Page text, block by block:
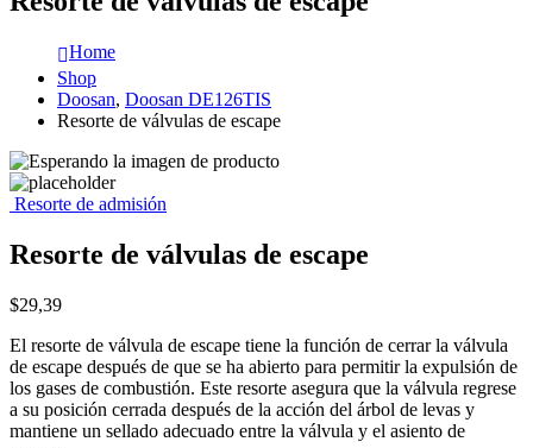
Home
Shop
Doosan, Doosan DE126TIS
Resorte de válvulas de escape
Resorte de admisión
Resorte de válvulas de escape
$29,39
El resorte de válvula de escape tiene la función de cerrar la válvula
de escape después de que se ha abierto para permitir la expulsión de
los gases de combustión. Este resorte asegura que la válvula regrese
a su posición cerrada después de la acción del árbol de levas y
mantiene un sellado adecuado entre la válvula y el asiento de